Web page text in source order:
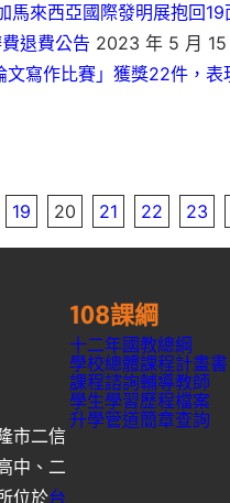
馬來西亞國際發明展抱回
退費公告 2023 年 5 月 15
寫作比賽」獲獎22件，表
19 20 21 22 23
市二信
中 、 二
位於台
108課綱
十二年國教總綱
學校總體課程計畫書
課程諮詢輔導教師
學生學習歷程檔案
升學管道簡章查詢